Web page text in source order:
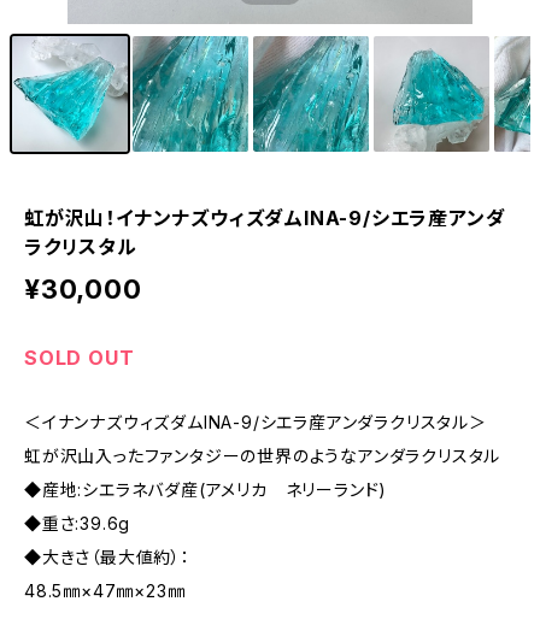
虹が沢山！イナンナズウィズダムINA-9/シエラ産アンダ
ラクリスタル
¥30,000
SOLD OUT
＜イナンナズウィズダムINA-9/シエラ産アンダラクリスタル＞
虹が沢山入ったファンタジーの世界のようなアンダラクリスタル
◆産地:シエラネバダ産(アメリカ ネリーランド)
◆重さ:39.6g
◆大きさ（最大値約）：
48.5㎜×47㎜×23㎜